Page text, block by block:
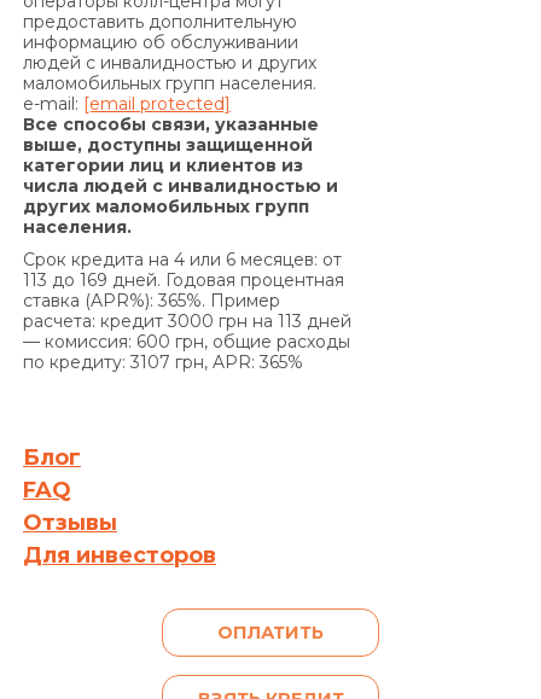
дополнительных денежных средств (если
условия дополнительного соглашения к
Договору предусматривают уплату комиссии за
выдачу в Кредит дополнительных денежных
средств) и/или суммы Кредита в
определенные настоящим Договором сроки, на
основании положений части 2 статьи 625
Гражданского кодекса Украины Кредитодатель
имеет право требовать, а Заемщик обязан
уплатить Кредитодателю сумму задолженности
с учетом 3700 (три тысячи семьсот) процентов
годовых от просроченной суммы
задолженности. Проценты годовых, указанные в
задолженности, включающую просроченные
проценты за пользование Кредитом и/или
сумму просроченной Комиссии за выдачу
Кредита (если условия Договора
предусматривают уплату комиссии за выдачу
дополнительных денежных средств (если
условия дополнительного соглашения к
предоставить дополнительную
информацию об обслуживании
людей с инвалидностью и других
маломобильных групп населения.
e-mail: [email protected]
Все способы связи, указанные
выше, доступны защищенной
категории лиц и клиентов из
числа людей с инвалидностью и
других маломобильных групп
населения.
Срок кредита на 4 или 6 месяцев: от
113 до 169 дней. Годовая процентная
ставка (APR%): 365%. Пример
расчета: кредит 3000 грн на 113 дней
— комиссия: 600 грн, общие расходы
по кредиту: 3107 грн, APR: 365%
Блог
FAQ
Отзывы
Для инвесторов
ОПЛАТИТЬ